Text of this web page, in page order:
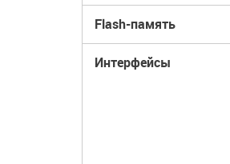
Flash-память
Интерфейсы